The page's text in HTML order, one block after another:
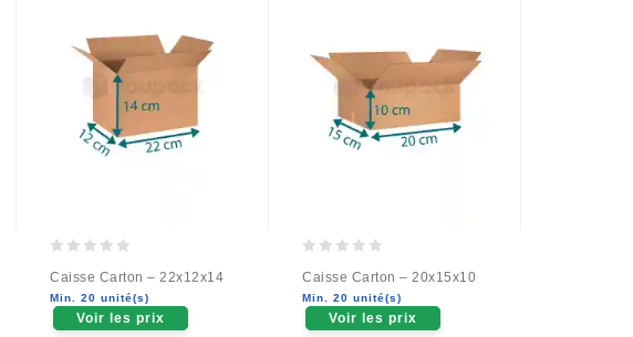
out
of
5
Caisse Carton – 22x12x14
Min. 20 unité(s)
Voir les prix
out
of
5
Caisse Carton – 20x15x10
Min. 20 unité(s)
Voir les prix